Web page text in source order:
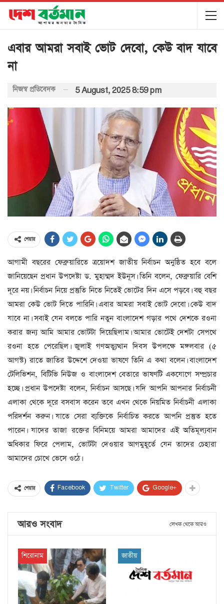
এবার আমরা সবাই ভোট দেবো, কেউ বাদ যাবে
না
নিজস্ব প্রতিবেদক 5 August, 2025 8:59 pm
শেয়ার
আগামী বছরের ফেব্রুয়ারিতে ত্রয়োদশ জাতীয় নির্বাচন অনুষ্ঠিত হবে বলে
জানিয়েছেন প্রধান উপদেষ্টা ড. মুহাম্মদ ইউনূস। তিনি বলেন, ফেব্রুয়ারি বেশি
দূরে নয়। নির্বাচন নিয়ে প্রস্তুতি নিতে নিতেই ভোটের দিন এসে পড়বে। বহু বছর
আমরা কেউ ভোট দিতে পারিনি। এবার আমরা সবাই ভোট দেবো। কেউ বাদ
যাবে না। সবাই যেন বলতে পারি নতুন বাংলাদেশ গড়ার পথে দেশকে রওনা
করার জন্য আমি আমার ভোটটা দিয়েছিলাম। আমার ভোটেই দেশটা সেপথে
রওনা হতে পেরেছিল। জুলাই গণঅভ্যুত্থান দিবস উপলক্ষে মঙ্গলবার (৫
আগস্ট) রাতে জাতির উদ্দেশে দেওয়া ভাষণে তিনি এ কথা বলেন। বাংলাদেশ
টেলিভিশন, বিটিভি নিউজ ও বাংলাদেশ বেতারে ভাষণটি একযোগে সম্প্রচার
হচ্ছে। প্রধান উপদেষ্টা বলেন, নির্বাচন আসছে। যদি আপনি আপনার নির্বাচনী
এলাকা থেকে দূরে বসবাস করেন তবে এখন থেকে নিয়মিত নির্বাচনী এলাকা
পরিদর্শন করুন। যাতে সেরা ব্যক্তিকে নির্বাচিত করতে আপনি প্রস্তুত হতে
পারেন। যাদের তাজা রক্তের বিনিময়ে আমরা আমাদের এই অতিমূল্যবান
অধিকার ফিরে পেলাম, ভোটটা দেওয়ার আগমুহূর্তে যেন তাদের চেহারা
আমাদের চোখে ভেসে ওঠে।
শেয়ার Facebook Twitter Google+
আরও সংবাদ লেখক থেকে আরও
শিরোনাম জাতীয়